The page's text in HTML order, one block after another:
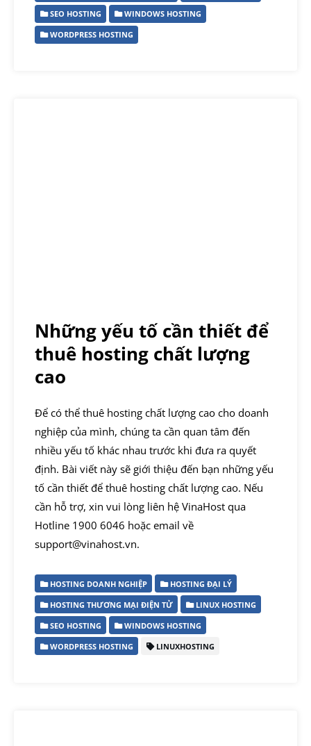
SEO HOSTING
WINDOWS HOSTING
WORDPRESS HOSTING
Những yếu tố cần thiết để
thuê hosting chất lượng
cao
Để có thể thuê hosting chất lượng cao cho doanh
nghiệp của mình, chúng ta cần quan tâm đến
nhiều yếu tố khác nhau trước khi đưa ra quyết
định. Bài viết này sẽ giới thiệu đến bạn những yếu
tố cần thiết để thuê hosting chất lượng cao. Nếu
cần hỗ trợ, xin vui lòng liên hệ VinaHost qua
Hotline 1900 6046 hoặc email về
support@vinahost.vn.
HOSTING DOANH NGHIỆP
HOSTING ĐẠI LÝ
HOSTING THƯƠNG MẠI ĐIỆN TỬ
LINUX HOSTING
SEO HOSTING
WINDOWS HOSTING
WORDPRESS HOSTING
LINUXHOSTING